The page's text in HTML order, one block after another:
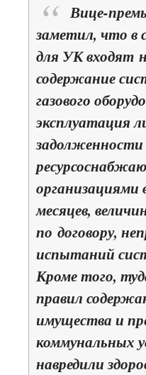
Вице-
заметил, что в
для УК входят
содержание
газового
эксплуатация
задолженности
организациями
месяцев,
по договору,
испытаний
Кроме того,
правил
имущества и
коммунальных
навредили